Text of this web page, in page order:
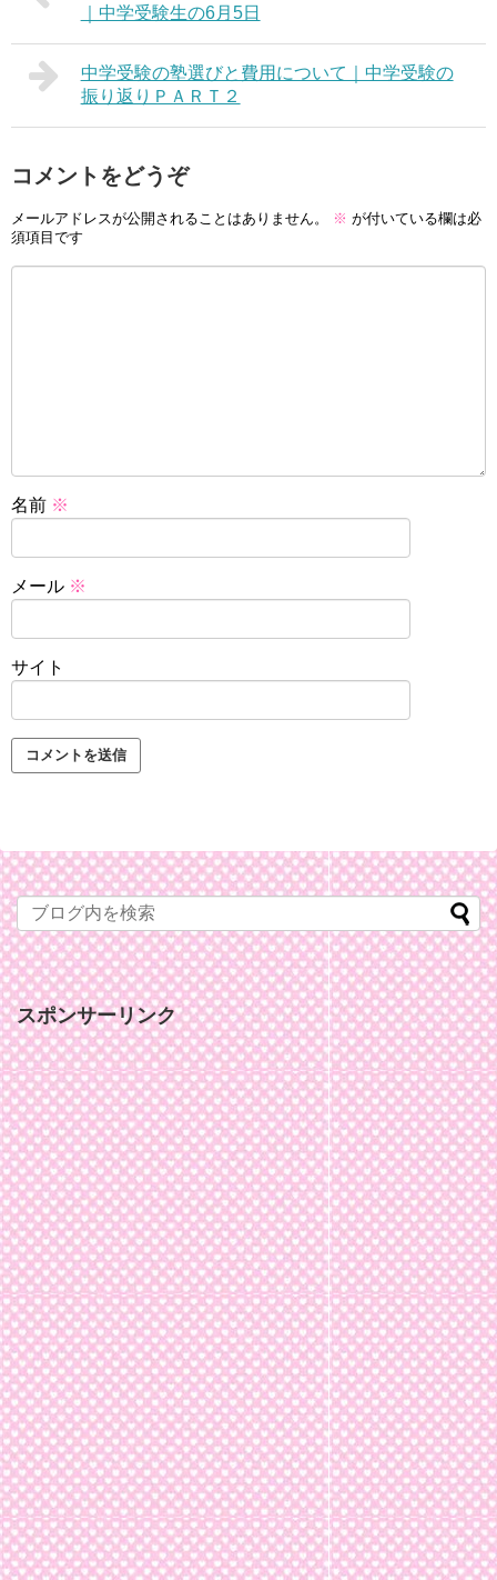
｜中学受験生の6月5日
中学受験の塾選びと費用について｜中学受験の
振り返りＰＡＲＴ２
コメントをどうぞ
メールアドレスが公開されることはありません。 ※ が付いている欄は必
須項目です
名前 ※
メール ※
サイト
スポンサーリンク